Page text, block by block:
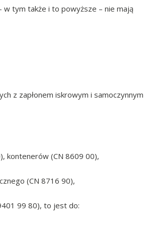
w tym także i to powyższe – nie mają
z zapłonem iskrowym i samoczynnym
kontenerów (CN 8609 00),
(CN 8716 90),
99 80), to jest do: